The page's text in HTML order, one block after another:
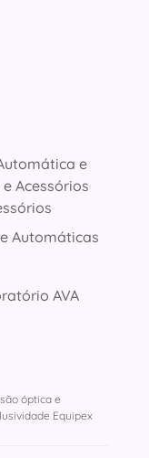
e
Acessórios
Automáticas
AVA
óptica e
Equipex